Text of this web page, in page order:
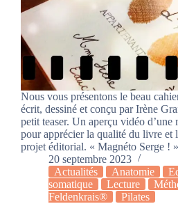
Nous vous présentons le beau
écrit, dessiné et conçu par Irène
petit teaser. Un aperçu vidéo d’une
pour apprécier la qualité du livre et
projet éditorial. « Magnéto Serge !
20 septembre 2023
Actualités
Anatomie
somatique
Lecture
Feldenkrais®
Pilates